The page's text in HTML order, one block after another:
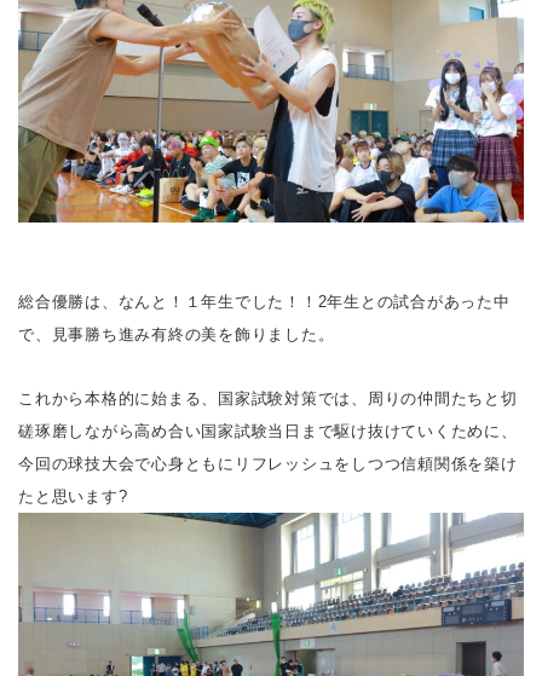
総合優勝は、なんと！１年生でした！！2年生との試合があった中
で、見事勝ち進み有終の美を飾りました。
これから本格的に始まる、国家試験対策では、周りの仲間たちと切
磋琢磨しながら高め合い国家試験当日まで駆け抜けていくために、
今回の球技大会で心身ともにリフレッシュをしつつ信頼関係を築け
たと思います?